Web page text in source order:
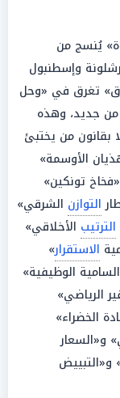
يُنسج من
وإسطنبول
تغرق في «وحل
جديد، وهذه
بقانون من يختبئ
الأوسمة»
تونكين»
التوازن الشرقي»
الترتيب الأخلاقي»
الاستقرار»
الوظيفية»
الرياضي»
الخضراء»
و«السعار
و«التبييض